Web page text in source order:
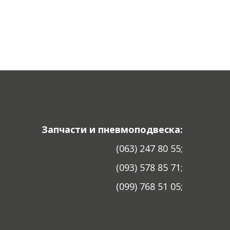
Запчасти и пневмоподвеска:
(063) 247 80 55;
(093) 578 85 71;
(099) 768 51 05;